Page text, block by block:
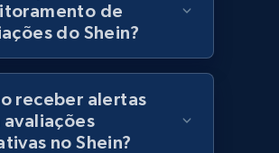
- Collect data on
specified keywords
id, Title, Images, Final price,
Initial price, and more.
149+ Comece agora
de
do Shein?
receber alertas
avaliações
no Shein?